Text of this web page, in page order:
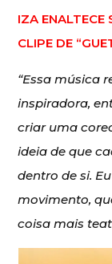
IZA ENALTECE
CLIPE DE
“Essa música
inspiradora,
criar uma
ideia de que
dentro de si.
movimento,
coisa mais